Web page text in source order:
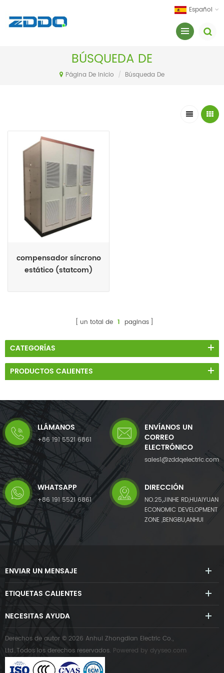
Español
BÚSQUEDA DE
Página De Inicio / Búsqueda De
compensador síncrono
estático (statcom)
un total de 1 paginas
CATEGORÍAS
PRODUCTOS CALIENTES
LLÁMANOS
+86 191 5521 6861
ENVÍANOS UN
CORREO
ELECTRÓNICO
sales1@zddqelectric.com
WHATSAPP
+86 191 5521 6861
DIRECCIÓN
NO.25,JINHE RD,HUAIYUAN
ECONOMIC DEVELOPMENT
ZONE ,BENGBU,ANHUI
ENVIAR UN MENSAJE
ETIQUETAS CALIENTES
NECESITAS AYUDA
Derechos de autor © 2026 Anhui Zhongdian Electric Co.,
Ltd..Todos los derechos reservados. Powered by dyyseo.com